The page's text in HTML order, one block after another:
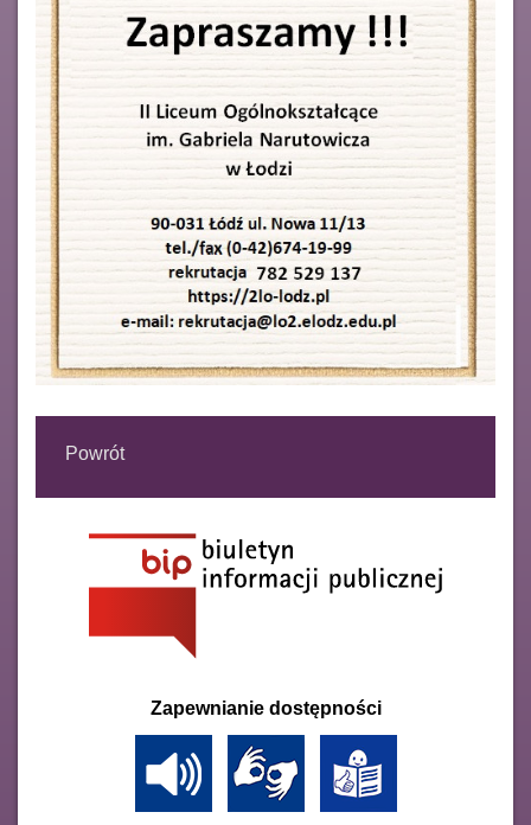
Powrót
Zapewnianie dostępności